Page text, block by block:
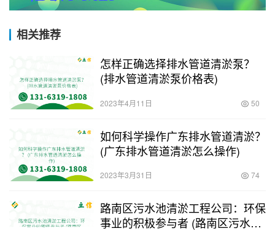
相关推荐
怎样正确选择排水管道清淤泵？
(排水管道清淤泵价格表)
2023年4月11日 50
如何科学操作广东排水管道清淤？
(广东排水管道清淤怎么操作)
2023年3月31日 74
路南区污水池清淤工程公司：环保
事业的积极参与者 (路南区污水池